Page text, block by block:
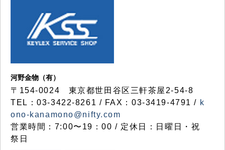
河野金物（有）
〒154-0024 東京都世田谷区三軒茶屋2-54-8
TEL：03-3422-8261 / FAX：03-3419-4791 / k
ono-kanamono@nifty.com
営業時間：7:00〜19：00 / 定休日：日曜日・祝
祭日